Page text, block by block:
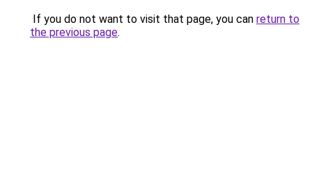
If you do not want to visit that page, you can return to
the previous page.